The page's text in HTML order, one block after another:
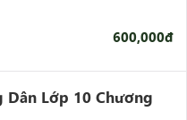
600,000đ
Dân Lớp 10 Chương